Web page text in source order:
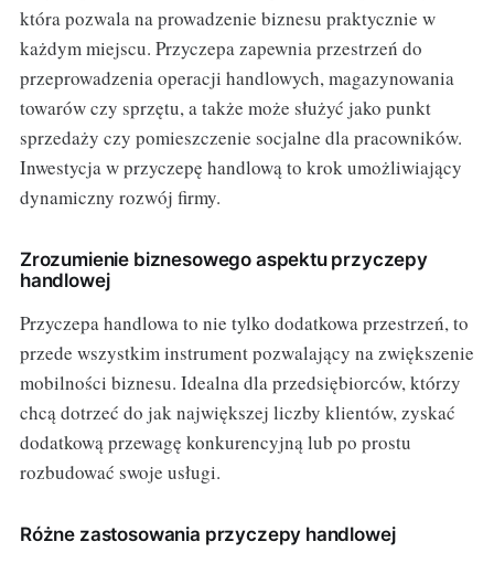
która pozwala na prowadzenie biznesu praktycznie w
każdym miejscu. Przyczepa zapewnia przestrzeń do
przeprowadzenia operacji handlowych, magazynowania
towarów czy sprzętu, a także może służyć jako punkt
sprzedaży czy pomieszczenie socjalne dla pracowników.
Inwestycja w przyczepę handlową to krok umożliwiający
dynamiczny rozwój firmy.
Zrozumienie biznesowego aspektu przyczepy
handlowej
Przyczepa handlowa to nie tylko dodatkowa przestrzeń, to
przede wszystkim instrument pozwalający na zwiększenie
mobilności biznesu. Idealna dla przedsiębiorców, którzy
chcą dotrzeć do jak największej liczby klientów, zyskać
dodatkową przewagę konkurencyjną lub po prostu
rozbudować swoje usługi.
Różne zastosowania przyczepy handlowej